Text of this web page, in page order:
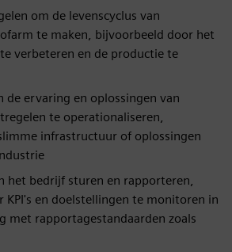
om de levenscyclus van
te maken, bijvoorbeeld door het
verbeteren en de productie te
de ervaring en oplossingen van
te operationaliseren,
infrastructuur of oplossingen
het bedrijf sturen en rapporteren,
KPI's en doelstellingen te monitoren in
met rapportagestandaarden zoals